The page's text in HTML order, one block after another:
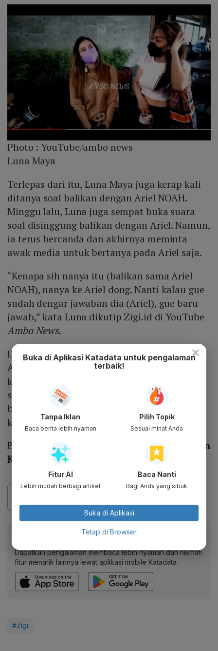
Photo :YouTube/ambo news
Luna Maya
Terlepas dari itu, Luna Maya juga kerap kali
ditanya soal balikan dengan Ariel NOAH.
Minggu lalu, Luna juga sempat buka suara
soal disinggung balikan dengan Ariel. Namun,
ia terus bercanda dan akhirnya meminta
awak media untuk bertanya pada Ariel saja.
“Kenapa sih nanya itu (balikan sama Ariel
NOAH), nanya ke Ariel dong. Nanti kalau gue
sudah dengar jawaban dia (Ariel), gue baru
jawab,” kata Luna dikutip Zigi.id di YouTube
Ambo News.
Diketahui bahwa postingan yang dibagikan
Aming tersebut adalah potret pertama
kebersamaan Ariel NOAH dan Luna Maya
setelah sekian lama. Meski sudah berpisah
bertahun-tahun silam, Luna dan Ariel masih
kerap dijodoh-jodohkan oleh netizen.
Baca Juga:Ada Komorbid, Luna Maya Bagikan
Kisah Bisa Sembuh dari Omicron
Baca artikel ini lewat aplikasi mobile.
Dapatkan pengalaman membaca lebih nyaman dan nikmati
fitur menarik lainnya lewat aplikasi mobile Katadata.
#Zigi
×
Buka di Aplikasi Katadata untuk pengalaman
terbaik!
Tanpa Iklan
Baca berita lebih nyaman
Pilih Topik
Sesuai minat Anda
Fitur AI
Lebih mudah berbagi artikel
Baca Nanti
Bagi Anda yang sibuk
Buka di Aplikasi
Tetap di Browser